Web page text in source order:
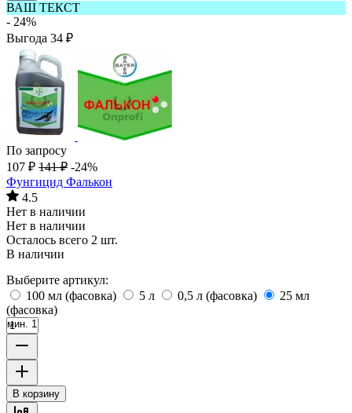
ВАШ ТЕКСТ
- 24%
Выгода 34 ₽
По запросу
107 ₽ 141 ₽ -24%
Фунгицид Фалькон
4.5
Нет в наличии
Нет в наличии
Осталось всего 2 шт.
В наличии
Выберите артикул:
100 мл (фасовка)
5 л 0,5 л (фасовка)
25 мл
(фасовка)
мин. 1
В корзину